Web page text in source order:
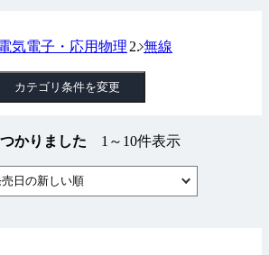
気電子・応用物理 無線
カテゴリ条件を変更
かりました 1～10件表示
日の新しい順